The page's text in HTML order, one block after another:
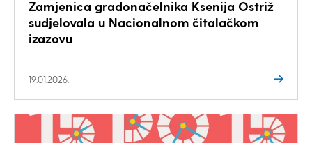
Zamjenica gradonačelnika Ksenija Ostriž
sudjelovala u Nacionalnom čitalačkom
izazovu
19.01.2026.